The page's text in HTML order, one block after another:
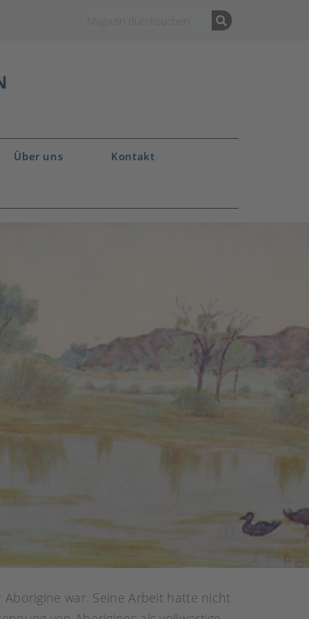
Über uns Kontakt
war. Seine Arbeit hatte nicht